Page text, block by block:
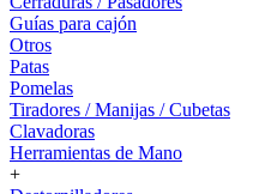
Guías para cajón
Otros
Patas
Pomelas
Tiradores / Manijas / Cubetas
Clavadoras
Herramientas de Mano
+